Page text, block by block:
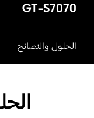
GT-S7070
الحلول والنصائح